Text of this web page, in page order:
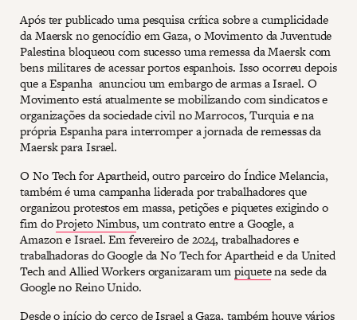
Após ter publicado uma pesquisa crítica sobre a cumplicidade
da Maersk no genocídio em Gaza, o Movimento da Juventude
Palestina bloqueou com sucesso uma remessa da Maersk com
bens militares de acessar portos espanhois. Isso ocorreu depois
que a Espanha anunciou um embargo de armas a Israel. O
Movimento está atualmente se mobilizando com sindicatos e
organizações da sociedade civil no Marrocos, Turquia e na
própria Espanha para interromper a jornada de remessas da
Maersk para Israel.
O No Tech for Apartheid, outro parceiro do Índice Melancia,
também é uma campanha liderada por trabalhadores que
organizou protestos em massa, petições e piquetes exigindo o
fim doProjeto Nimbus, um contrato entre a Google, a
Amazon e Israel. Em fevereiro de 2024, trabalhadores e
trabalhadoras do Google da No Tech for Apartheid e da United
Tech and Allied Workers organizaram umpiquetena sede da
Google no Reino Unido.
Desde o início do cerco de Israel a Gaza, também houvevários